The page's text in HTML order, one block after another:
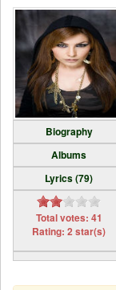
Biography
Albums
Lyrics (79)
Total votes: 41
Rating: 2 star(s)